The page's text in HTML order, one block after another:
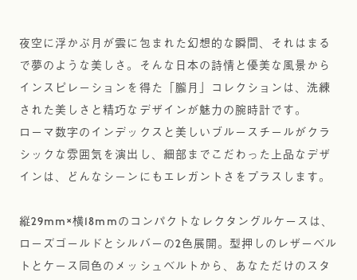
夜空に浮かぶ月が雲に包まれた幻想的な瞬間、それはまる
で夢のような美しさ。そんな日本の詩情と優美な風景から
インスピレーションを得た「朧月」コレクションは、洗練
された美しさと精巧なデザインが魅力の腕時計です。
ローマ数字のインデックスと美しいブルースチールがクラ
シックな雰囲気を演出し、細部までこだわった上品なデザ
インは、どんなシーンにもエレガントさをプラスします。
縦29mm×横18mmのコンパクトなレクタングルケースは、
ローズゴールドとシルバーの2色展開。型押しのレザーベル
トとケース同色のメッシュベルトから、あなただけのスタ